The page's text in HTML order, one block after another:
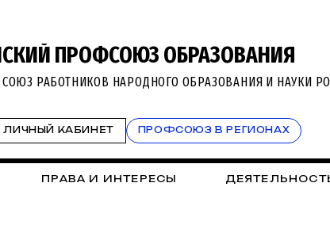
ПРОФСОЮЗ ОБРАЗОВАНИЯ
РАБОТНИКОВ НАРОДНОГО ОБРАЗОВАНИЯ И НАУКИ
ЛИЧНЫЙ КАБИНЕТ ПРОФСОЮЗ В РЕГИОНАХ
ПРАВА И ИНТЕРЕСЫ